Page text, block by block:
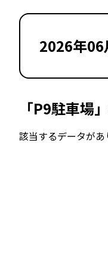
2026年
「P9駐車場
該当するデータがあ